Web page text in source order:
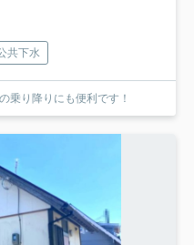
共下水
乗り降りにも便利です！